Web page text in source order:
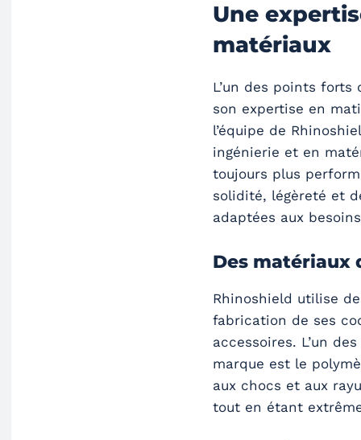
Une
matériaux
L’un des points
son expertise en
l’équipe de
ingénierie et en
toujours plus
solidité, légèreté et
adaptées aux
Des matériaux
Rhinoshield utilise
fabrication de ses
accessoires. L’un
marque est le
aux chocs et aux
tout en étant